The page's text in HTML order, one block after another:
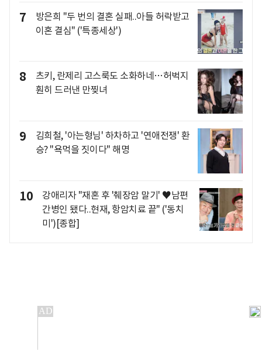
7
방은희 "두 번의 결혼 실패..아들 허락받고
이혼 결심" ('특종세상')
8
츠키, 란제리 고스룩도 소화하네…허벅지
훤히 드러낸 만찢녀
9
김희철, '아는형님' 하차하고 '연애전쟁' 환
승? "욕먹을 짓이다" 해명
10
강애리자 "재혼 후 '췌장암 말기' ♥남편
간병인 됐다..현재, 항암치료 끝" ('동치
미')[종합]